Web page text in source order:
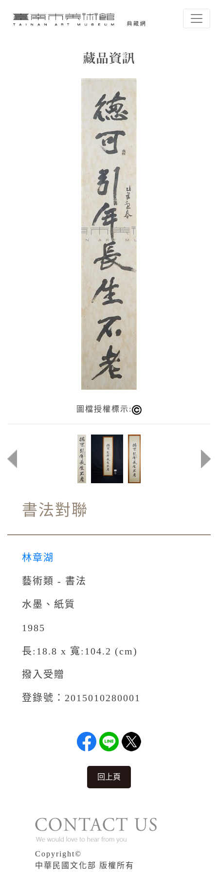
臺南市美術館-典藏網
網頁導覽
圖檔授權標示:
書法對聯
林章湖
藝術類 - 書法
水墨、紙質
1985
長:18.8 x 寬:104.2 (cm)
撥入受贈
登錄號：2015010280001
回上頁
Copyright©
中華民國文化部 版權所有